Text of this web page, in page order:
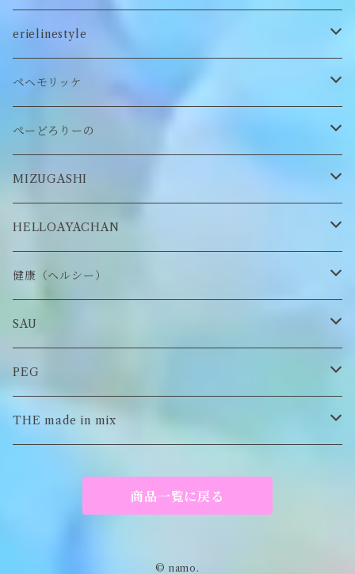
ステッカー
ぬいぐるみヘアピン
缶バッヂ
ロンT
ステッカー・シール
チャーム
Tシャツ
イヤーマフラー
ロンT
CAP
other
Tシャツ
バッグ
アクセサリー
雑貨
erielinestyle
ピアス/イヤリング
ネックレス
マスクチェーン
ペヘモリッケ
帽子
キーホルダー
ブローチ
ぺーどろりーの
靴下
スタイ
MIZUGASHI
帽子
アクセサリー
HELLOAYACHAN
ピアス/イヤリング
健康（ヘルシー）
ロンT
スウェット/パーカー
Tシャツ
SAU
ロンT
スウェット/パーカー
PEG
キーチャーム
THE made in mix
商品一覧に戻る
© namo.